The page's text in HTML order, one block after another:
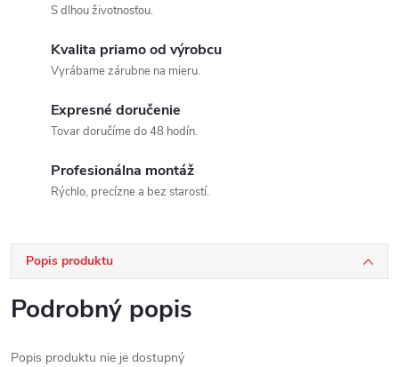
S dlhou životnosťou.
Kvalita priamo od výrobcu
Vyrábame zárubne na mieru.
Expresné doručenie
Tovar doručíme do 48 hodín.
Profesionálna montáž
Rýchlo, precízne a bez starostí.
Popis produktu
Podrobný popis
Popis produktu nie je dostupný